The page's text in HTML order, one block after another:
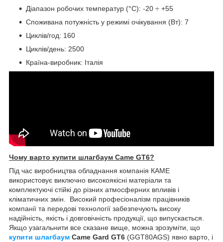
Діапазон робочих температур (°C): -20 ÷ +55
Споживана потужність у режимі очікування (Вт): 7
Циклів/год: 160
Циклів/день: 2500
Країна-виробник: Італія
Чому варто купити шлагбаум Came GT6?
Під час виробництва обладнання компанія КАМЕ
використовує виключно високоякісні матеріали та
комплектуючі стійкі до різних атмосферних впливів і
кліматичних змін. Високий професіоналізм працівників
компанії та передові технології забезпечують високу
надійність, якість і довговічність продукції, що випускається.
Якщо узагальнити все сказане вище, можна зрозуміти, що
купити шлагбаум Came Gard GT6 (GGT80AGS) явно варто, і